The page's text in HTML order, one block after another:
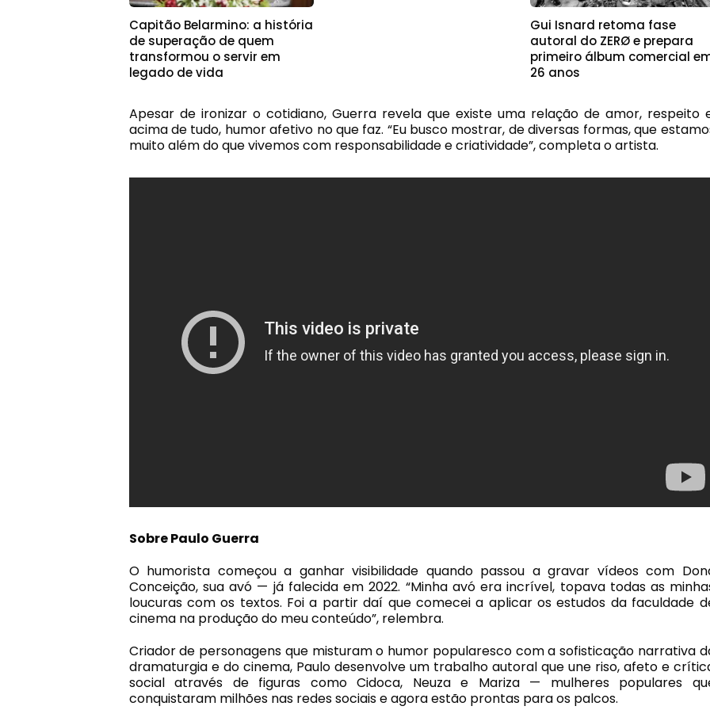
Capitão Belarmino: a história
de superação de quem
transformou o servir em
legado de vida
Gui Isnard retoma fase
autoral do ZERØ e prepara
primeiro álbum comercial
26 anos
Apesar de ironizar o cotidiano, Guerra revela que existe uma relação de amor, respeito
acima de tudo, humor afetivo no que faz. “Eu busco mostrar, de diversas formas, que
muito além do que vivemos com responsabilidade e criatividade”, completa o artista.
SobrePaulo Guerra
O humorista começou a ganhar visibilidade quando passou a gravar vídeos com
Conceição, sua avó — já falecida em 2022. “Minha avó era incrível, topava todas as
loucuras com os textos. Foi a partir daí que comecei a aplicar os estudos da faculdade
cinema na produção do meu conteúdo”, relembra.
Criador de personagens que misturam o humor popularesco com a sofisticação narrativa
dramaturgia e do cinema, Paulo desenvolve um trabalho autoral que une riso, afeto e
social através de figuras como Cidoca, Neuza e Mariza — mulheres populares
conquistaram milhões nas redes sociais e agora estão prontas para os palcos.